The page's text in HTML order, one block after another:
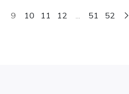
9 10 11 12 ... 51 52